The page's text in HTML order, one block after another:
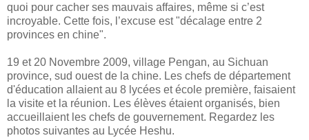
quoi pour cacher ses mauvais affaires, même si c’est
incroyable. Cette fois, l’excuse est "décalage entre 2
provinces en chine".
19 et 20 Novembre 2009, village Pengan, au Sichuan
province, sud ouest de la chine. Les chefs de département
d'éducation allaient au 8 lycées et école première, faisaient
la visite et la réunion. Les élèves étaient organisés, bien
accueillaient les chefs de gouvernement. Regardez les
photos suivantes au Lycée Heshu.